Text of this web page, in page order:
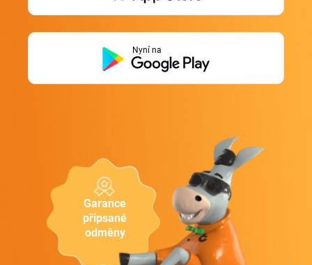
Garance
připsané
odměny
Nyní na